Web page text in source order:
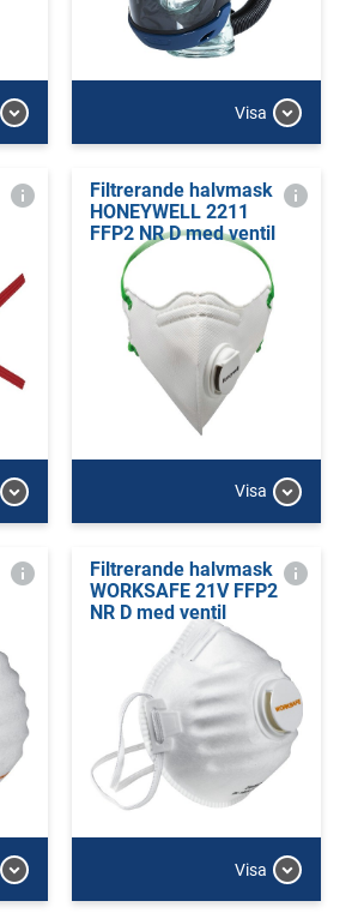
Visa
Filtrerande halvmask
HONEYWELL 2211
FFP2 NR D med ventil
Visa
Filtrerande halvmask
WORKSAFE 21V FFP2
NR D med ventil
Visa